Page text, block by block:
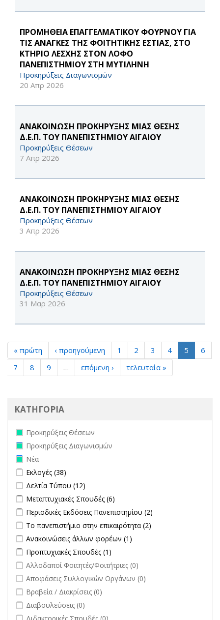
ΠΡΟΜΗΘΕΙΑ ΕΠΑΓΓΕΛΜΑΤΙΚΟΥ ΦΟΥΡΝΟΥ ΓΙΑ
ΤΙΣ ΑΝΑΓΚΕΣ ΤΗΣ ΦΟΙΤΗΤΙΚΗΣ ΕΣΤΙΑΣ, ΣΤΟ
ΚΤΗΡΙΟ ΛΕΣΧΗΣ ΣΤΟΝ ΛΟΦΟ
ΠΑΝΕΠΙΣΤΗΜΙΟΥ ΣΤΗ ΜΥΤΙΛΗΝΗ
Προκηρύξεις Διαγωνισμών
20 Απρ 2026
ΑΝΑΚΟΙΝΩΣΗ ΠΡΟΚΗΡΥΞΗΣ ΜΙΑΣ ΘΕΣΗΣ
Δ.Ε.Π. ΤΟΥ ΠΑΝΕΠΙΣΤΗΜΙΟΥ ΑΙΓΑΙΟΥ
Προκηρύξεις Θέσεων
7 Απρ 2026
ΑΝΑΚΟΙΝΩΣΗ ΠΡΟΚΗΡΥΞΗΣ ΜΙΑΣ ΘΕΣΗΣ
Δ.Ε.Π. ΤΟΥ ΠΑΝΕΠΙΣΤΗΜΙΟΥ ΑΙΓΑΙΟΥ
Προκηρύξεις Θέσεων
3 Απρ 2026
ΑΝΑΚΟΙΝΩΣΗ ΠΡΟΚΗΡΥΞΗΣ ΜΙΑΣ ΘΕΣΗΣ
Δ.Ε.Π. ΤΟΥ ΠΑΝΕΠΙΣΤΗΜΙΟΥ ΑΙΓΑΙΟΥ
Προκηρύξεις Θέσεων
31 Μαρ 2026
« πρώτη ‹ προηγούμενη 1 2 3 4 5
6
7
8 9 … επόμενη › τελευταία »
ΚΑΤΗΓΟΡΙΑ
Remove Προκηρύξεις Θέσεων filter
Προκηρύξεις Θέσεων
Remove Προκηρύξεις Διαγωνισμών filter
Προκηρύξεις Διαγωνισμών
Remove Νέα filter
Νέα
Apply Εκλογές filter
Εκλογές (38)
Apply Δελτία Τύπου filter
Δελτία Τύπου (12)
Apply Μεταπτυχιακές Σπουδές filter
Μεταπτυχιακές Σπουδές (6)
Apply Περιοδικές Εκδόσεις Πανεπιστημίου filter
Περιοδικές Εκδόσεις Πανεπιστημίου (2)
Apply Το πανεπιστήμιο στην επικαιρότητα filter
Το πανεπιστήμιο στην επικαιρότητα (2)
Apply Ανακοινώσεις άλλων φορέων filter
Ανακοινώσεις άλλων φορέων (1)
Apply Προπτυχιακές Σπουδές filter
Προπτυχιακές Σπουδές (1)
undefined
Αλλοδαποί Φοιτητές/Φοιτήτριες (0)
undefined
Αποφάσεις Συλλογικών Οργάνων (0)
undefined
Βραβεία / Διακρίσεις (0)
undefined
Διαβουλεύσεις (0)
undefined